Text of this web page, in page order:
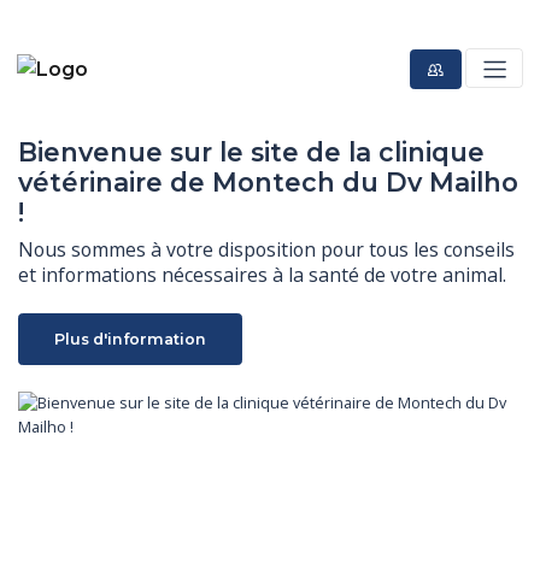
Bienvenue sur le site de la clinique
vétérinaire de Montech du Dv Mailho
!
Nous sommes à votre disposition pour tous les conseils
et informations nécessaires à la santé de votre animal.
Plus d'information